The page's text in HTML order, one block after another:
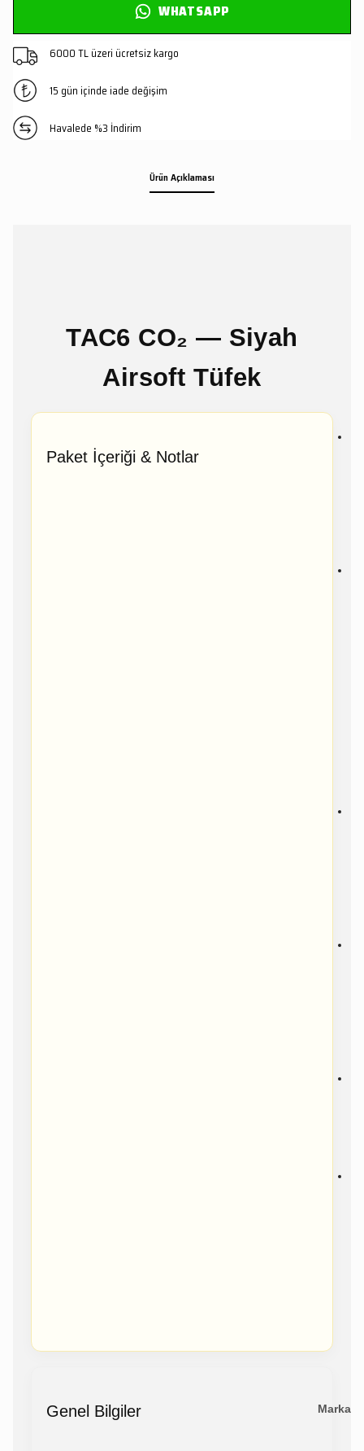
WHATSAPP
6000 TL üzeri ücretsiz kargo
15 gün içinde iade değişim
Havalede %3 İndirim
Ürün Açıklaması
TAC6 CO₂ — Siyah
Airsoft Tüfek
Paket İçeriği & Notlar
Genel Bilgiler Marka /